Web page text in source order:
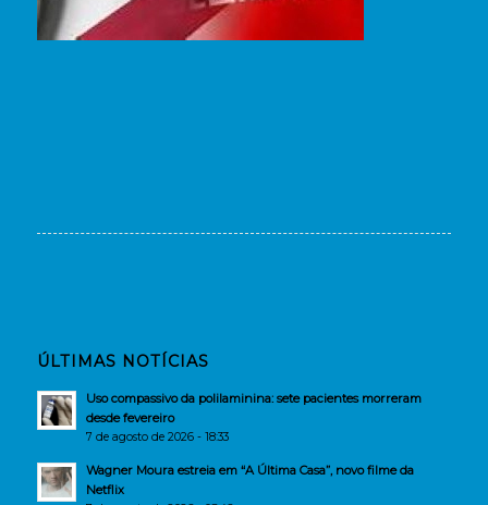
ÚLTIMAS NOTÍCIAS
Uso compassivo da polilaminina: sete pacientes morreram
desde fevereiro
7 de agosto de 2026 - 18:33
Wagner Moura estreia em “A Última Casa”, novo filme da
Netflix